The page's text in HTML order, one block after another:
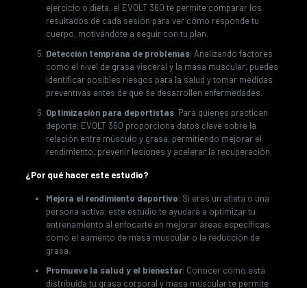
ejercicio o dieta, el EVOLT 360 te permite comparar los
resultados de cada sesión para ver cómo responde tu
cuerpo, motivándote a seguir con tu plan.
Detección temprana de problemas: Analizando factores
como el nivel de grasa visceral y la masa muscular, puedes
identificar posibles riesgos para la salud y tomar medidas
preventivas antes de que se desarrollen enfermedades.
Optimización para deportistas: Para quienes practican
deporte, EVOLT 360 proporciona datos clave sobre la
relación entre músculo y grasa, permitiendo mejorar el
rendimiento, prevenir lesiones y acelerar la recuperación.
¿Por qué hacer este estudio?
Mejora el rendimiento deportivo: Si eres un atleta o una
persona activa, este estudio te ayudará a optimizar tu
entrenamiento al enfocarte en mejorar áreas específicas
como el aumento de masa muscular o la reducción de
grasa.
Promueve la salud y el bienestar: Conocer cómo está
distribuida tu grasa corporal y masa muscular te permite